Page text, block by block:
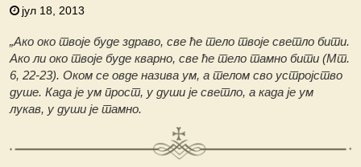
јул 18, 2013
„Ако око твоје буде здраво, све ће тело твоје светло бити.
Ако ли око твоје буде кварно, све ће тело тамно бити (Мт.
6, 22-23). Оком се овде назива ум, а телом сво устројство
душе. Када је ум прост, у души је светло, а када је ум
лукав, у души је тамно.